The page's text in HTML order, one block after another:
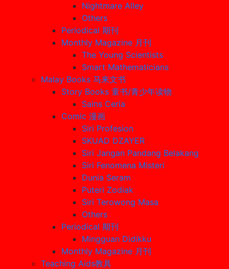
Nightmare Alley
Others
Periodical 期刊
Monthly Magazine 月刊
The Young Scientists
Smart Mathematicians
Malay Books 马来文书
Story Books 童书/青少年读物
Sains Ceria
Comic 漫画
Siri Profesion
SKUAD DZAYER
Siri Jangan Pandang Belakang
Siri Fenomena Misteri
Dunia Seram
Puteri Zodiak
Siri Terowong Masa
Others
Periodical 期刊
Mingguan Didikku
Monthly Magazine 月刊
Teaching Aids教具